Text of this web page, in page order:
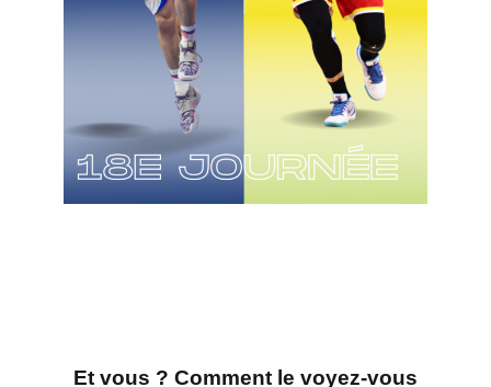
Et vous ? Comment le voyez-vous